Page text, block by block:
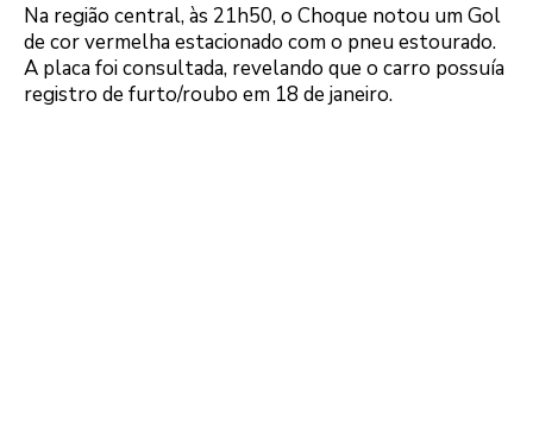
Na região central, às 21h50, o Choque notou um Gol
de cor vermelha estacionado com o pneu estourado.
A placa foi consultada, revelando que o carro possuía
registro de furto/roubo em 18 de janeiro.